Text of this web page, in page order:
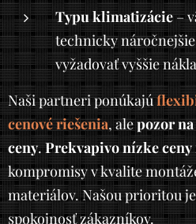
Typu klimatizácie–
technicky
vyžadovať vyššie
Naši partneri ponúkajú
cenové riešenia, alepozor
ceny.Prekvapivo nízke ceny
kompromisy v kvalite
materiálov. Našou prioritou
spokojnosť zákazníkov.